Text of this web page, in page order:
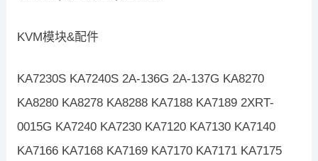
KVM模块&配件
KA7230S KA7240S 2A-136G 2A-137G KA8270
KA8280 KA8278 KA8288 KA7188 KA7189 2XRT-
0015G KA7240 KA7230 KA7120 KA7130 KA7140
KA7166 KA7168 KA7169 KA7170 KA7171 KA7175